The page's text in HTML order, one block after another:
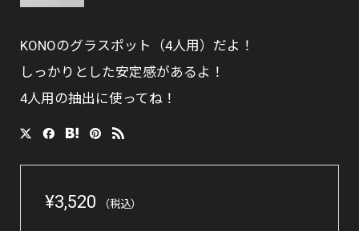
KONOのグラスポット（4人用）だよ！
しっかりとした安定感があるよ！
4人用の抽出に使ってね！
¥3,520 （税込）